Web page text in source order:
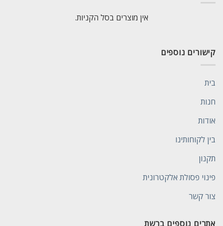
אין מוצרים בסל הקניות.
קישורים נוספים
בית
חנות
אודות
בין לקוחותינו
תקנון
פינוי פסולת אלקטרונית
צור קשר
אתרים נוספים ברשת